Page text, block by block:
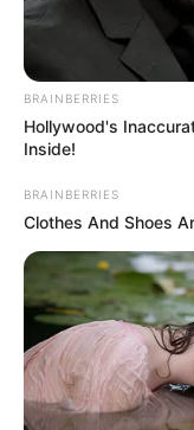
TEMAS
NOTICIAS
favor,
BRAINBERRIES
Hollywood's
Inside!
BRAINBERRIES
Clothes And Shoes